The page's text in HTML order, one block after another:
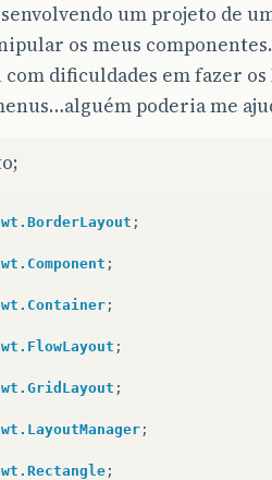
um projeto de
os meus
com dificuldades em fazer
poderia me
;
;
;
;
;
;
;